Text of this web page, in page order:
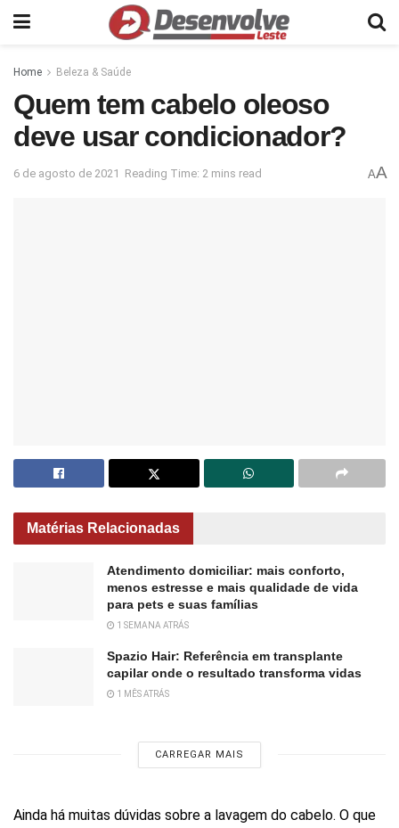
Home Beleza & Saúde
Quem tem cabelo oleoso
deve usar condicionador?
6 de agosto de 2021 Reading Time: 2 mins read AA
Matérias Relacionadas
Atendimento domiciliar: mais conforto,
menos estresse e mais qualidade de vida
para pets e suas famílias
1 SEMANA ATRÁS
Spazio Hair: Referência em transplante
capilar onde o resultado transforma vidas
1 MÊS ATRÁS
CARREGAR MAIS
Ainda há muitas dúvidas sobre a lavagem do cabelo. O que